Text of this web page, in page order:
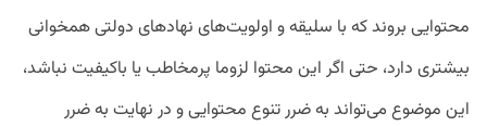
محتوایی بروند که با سلیقه و اولویت‌های نهادهای دولتی همخوانی
بیشتری دارد، حتی اگر این محتوا لزوما پرمخاطب یا باکیفیت نباشد،
این موضوع می‌تواند به ضرر تنوع محتوایی و در نهایت به ضرر